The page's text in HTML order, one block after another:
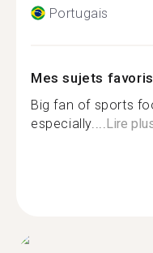
Portugais
Mes sujets favoris
Big fan of sports
especially.... Lire